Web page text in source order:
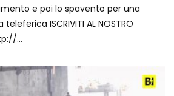
e poi lo spavento per una
ISCRIVITI AL NOSTRO
...